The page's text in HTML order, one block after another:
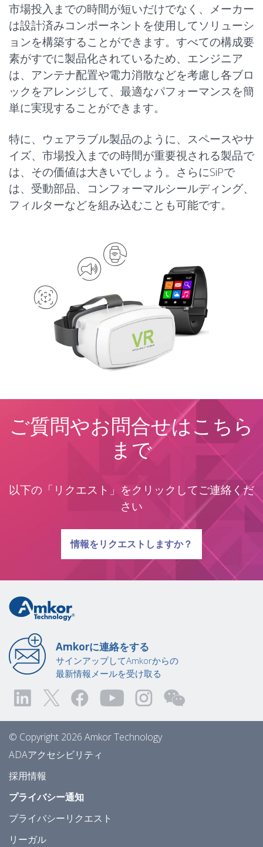
市場投入までの時間が短いだけでなく、メーカー
は設計済みコンポーネントを使用してソリューシ
ョンを構築することができます。すべての構成要
素がすでに製品化されているため、エンジニア
は、アンテナ配置や電力消散などを考慮し各ブロ
ックをアレンジして、最適なパフォーマンスを簡
単に実現することができます。
特に、ウェアラブル製品のように、スペースやサ
イズ、市場投入までの時間が重要視される製品で
は、その価値は大きいでしょう。さらにSiPで
は、受動部品、コンフォーマルシールディング、
フィルターなどを組み込むことも可能です。
拡張現実／仮想現実
（AR／VR）
アプリケーション
スマートグラス
データシート
AiP/AoP
DSMBGA
SiP
WLSiP/WL3D
ヒアラブル
アプリケーション
イヤホン
データシート
AiP/AoP
DSMBGA
SiP
WLSiP/WL3D
ウェアラブル
アプリケーション
フィットネスバンド
スマートリング
スマートウォッチ
データシート
AiP/AoP
DSMBGA
SiP
WLSiP/WL3D
ご質問やお問合せはこちら
まで
以下の「リクエスト」をクリックしてご連絡くだ
さい
質問に関する
情報をリクエストしますか？
Amkorに連絡をする
サインアップしてAmkorからの
最新情報メールを受け取る
© Copyright 2026 Amkor Technology
ADAアクセシビリティ
採用情報
プライバシー通知
プライバシーリクエスト
リーガル